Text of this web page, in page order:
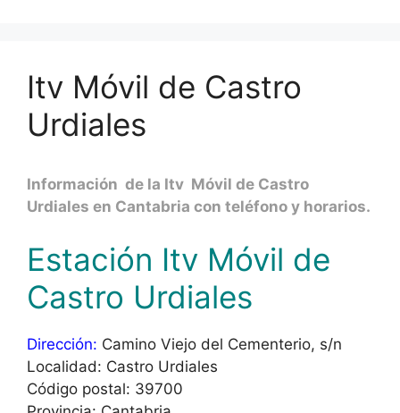
Itv Móvil de Castro
Urdiales
Información de la Itv Móvil de Castro
Urdiales en Cantabria con teléfono y horarios.
Estación Itv Móvil de
Castro Urdiales
Dirección: Camino Viejo del Cementerio, s/n
Localidad: Castro Urdiales
Código postal: 39700